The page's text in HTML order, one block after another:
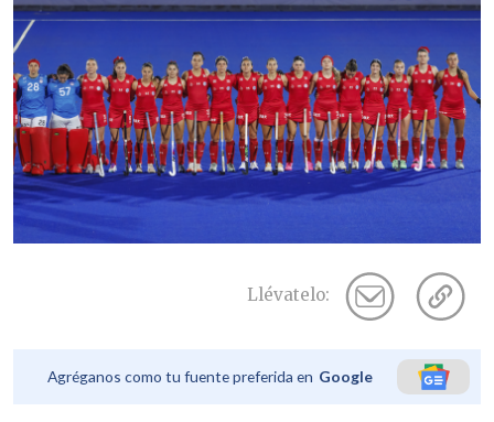
Llévatelo:
Agréganos como tu fuente preferida en Google